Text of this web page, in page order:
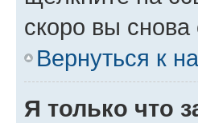
скоро вы
Вернуться к
Я только что